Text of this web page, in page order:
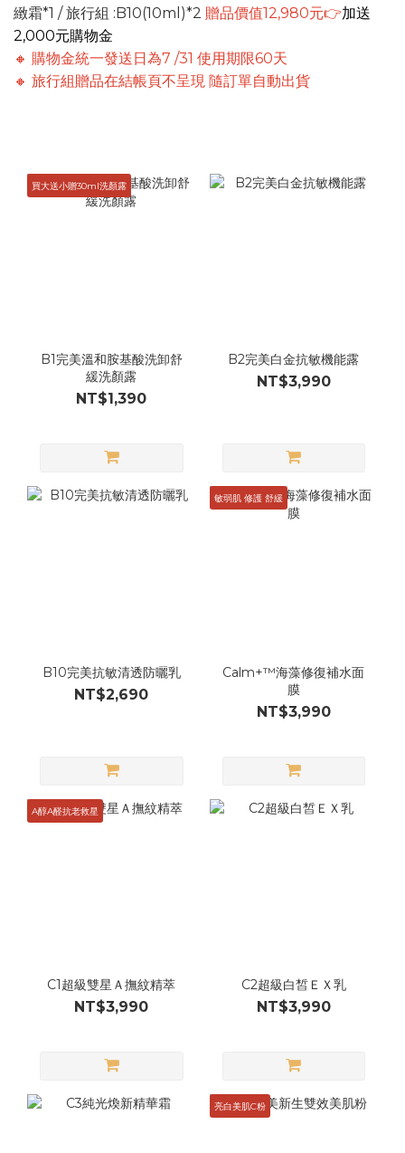
緻霜*1 / 旅行組 :B10(10ml)*2 贈品價值12,980元👉加送
2,000元購物金
🔸 購物金統一發送日為7 /31 使用期限60天
🔸 旅行組贈品在結帳頁不呈現 隨訂單自動出貨
買大送小贈30ml洗顏露
B1完美溫和胺基酸洗卸舒
緩洗顏露
NT$1,390
B2完美白金抗敏機能露
NT$3,990
B10完美抗敏清透防曬乳
NT$2,690
敏弱肌 修護 舒緩
Calm+™海藻修復補水面
膜
NT$3,990
A醇A醛抗老救星
C1超級雙星Ａ撫紋精萃
NT$3,990
C2超級白皙ＥＸ乳
NT$3,990
亮白美肌C粉